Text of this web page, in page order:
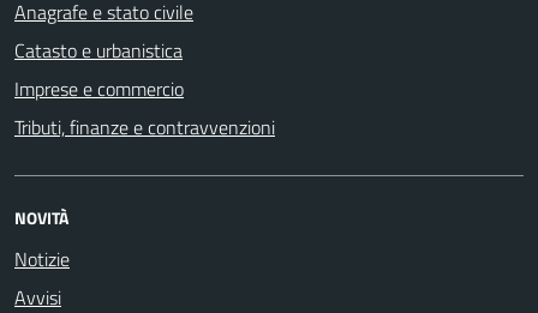
Anagrafe e stato civile
Catasto e urbanistica
Imprese e commercio
Tributi, finanze e contravvenzioni
NOVITÀ
Notizie
Avvisi